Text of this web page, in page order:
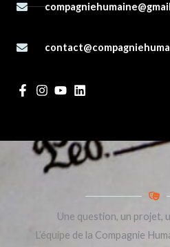
Une question, un projet,
L’équipe de la Compagnie